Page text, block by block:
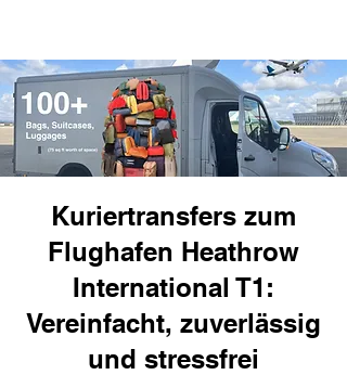
Kuriertransfers zum
Flughafen Heathrow
International T1:
Vereinfacht, zuverlässig
und stressfrei